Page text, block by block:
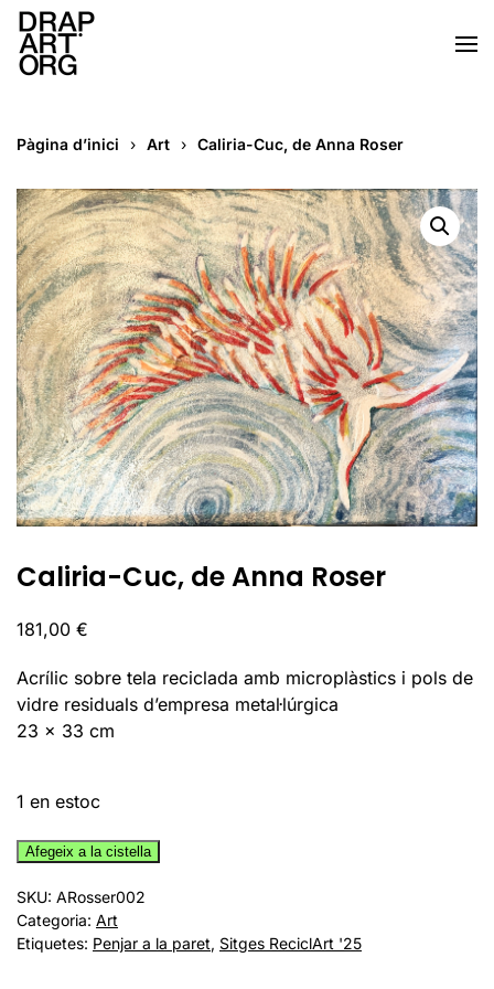
Skip to main content
Pàgina d’inici Art Caliria-Cuc, de Anna Roser
Caliria-Cuc, de Anna Roser
181,00 €
Acrílic sobre tela reciclada amb microplàstics i pols de
vidre residuals d’empresa metal·lúrgica
23 x 33 cm
1 en estoc
quantitat
Caliria-
Cuc,
de
Afegeix a la cistella
SKU: ARosser002
Categoria: Art
Etiquetes: Penjar a la paret, Sitges ReciclArt '25